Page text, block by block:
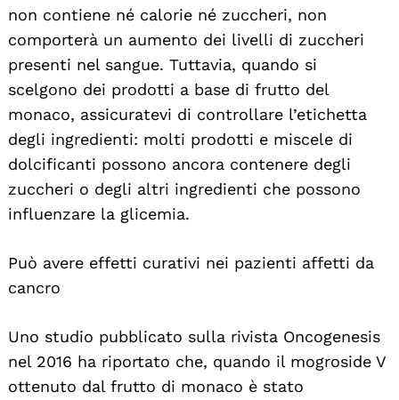
non contiene né calorie né zuccheri, non
comporterà un aumento dei livelli di zuccheri
presenti nel sangue. Tuttavia, quando si
scelgono dei prodotti a base di frutto del
monaco, assicuratevi di controllare l’etichetta
degli ingredienti: molti prodotti e miscele di
dolcificanti possono ancora contenere degli
zuccheri o degli altri ingredienti che possono
influenzare la glicemia.
Può avere effetti curativi nei pazienti affetti da
cancro
Uno studio pubblicato sulla rivista Oncogenesis
nel 2016 ha riportato che, quando il mogroside V
ottenuto dal frutto di monaco è stato